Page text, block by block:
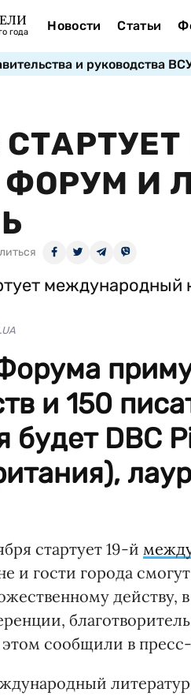
года Новости Статьи
и руководства
И
и 150
будет DBC
стартует 19-й
и гости города
действу,
сообщили в пресс-